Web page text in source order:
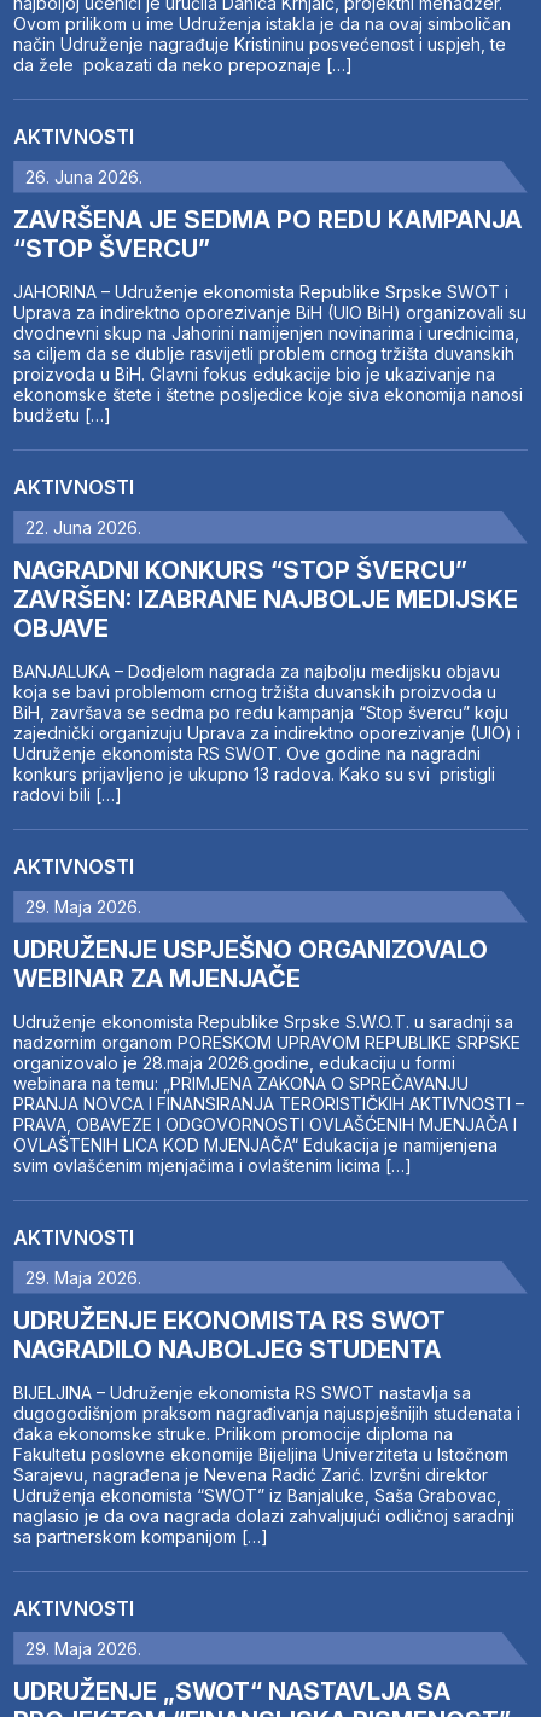
Ovom prilikom u ime Udruženja istakla je da na ovaj simboličan
način Udruženje nagrađuje Kristininu posvećenost i uspjeh, te
da žele pokazati da neko prepoznaje […]
AKTIVNOSTI
26. Juna 2026.
ZAVRŠENA JE SEDMA PO REDU KAMPANJA
“STOP ŠVERCU”
JAHORINA – Udruženje ekonomista Republike Srpske SWOT i
Uprava za indirektno oporezivanje BiH (UIO BiH) organizovali su
dvodnevni skup na Jahorini namijenjen novinarima i urednicima,
sa ciljem da se dublje rasvijetli problem crnog tržišta duvanskih
proizvoda u BiH. Glavni fokus edukacije bio je ukazivanje na
ekonomske štete i štetne posljedice koje siva ekonomija nanosi
budžetu […]
AKTIVNOSTI
22. Juna 2026.
NAGRADNI KONKURS “STOP ŠVERCU”
ZAVRŠEN: IZABRANE NAJBOLJE MEDIJSKE
OBJAVE
BANJALUKA – Dodjelom nagrada za najbolju medijsku objavu
koja se bavi problemom crnog tržišta duvanskih proizvoda u
BiH, završava se sedma po redu kampanja “Stop švercu” koju
zajednički organizuju Uprava za indirektno oporezivanje (UIO) i
Udruženje ekonomista RS SWOT. Ove godine na nagradni
konkurs prijavljeno je ukupno 13 radova. Kako su svi pristigli
radovi bili […]
AKTIVNOSTI
29. Maja 2026.
UDRUŽENJE USPJEŠNO ORGANIZOVALO
WEBINAR ZA MJENJAČE
Udruženje ekonomista Republike Srpske S.W.O.T. u saradnji sa
nadzornim organom PORESKOM UPRAVOM REPUBLIKE SRPSKE
organizovalo je 28.maja 2026.godine, edukaciju u formi
webinara na temu: „PRIMJENA ZAKONA O SPREČAVANJU
PRANJA NOVCA I FINANSIRANJA TERORISTIČKIH AKTIVNOSTI –
PRAVA, OBAVEZE I ODGOVORNOSTI OVLAŠĆENIH MJENJAČA I
OVLAŠTENIH LICA KOD MJENJAČA“ Edukacija je namijenjena
svim ovlašćenim mjenjačima i ovlaštenim licima […]
AKTIVNOSTI
29. Maja 2026.
UDRUŽENJE EKONOMISTA RS SWOT
NAGRADILO NAJBOLJEG STUDENTA
BIJELJINA – Udruženje ekonomista RS SWOT nastavlja sa
dugogodišnjom praksom nagrađivanja najuspješnijih studenata i
đaka ekonomske struke. Prilikom promocije diploma na
Fakultetu poslovne ekonomije Bijeljina Univerziteta u Istočnom
Sarajevu, nagrađena je Nevena Radić Zarić. Izvršni direktor
Udruženja ekonomista “SWOT” iz Banjaluke, Saša Grabovac,
naglasio je da ova nagrada dolazi zahvaljujući odličnoj saradnji
sa partnerskom kompanijom […]
AKTIVNOSTI
29. Maja 2026.
UDRUŽENJE „SWOT“ NASTAVLJA SA